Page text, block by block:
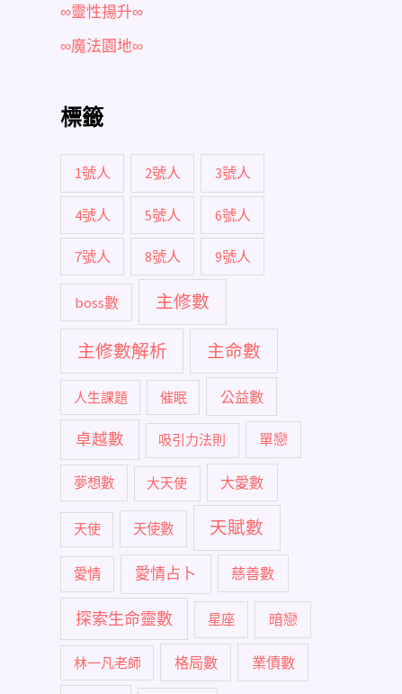
∞靈性揚升∞
∞魔法園地∞
標籤
1號人 2號人 3號人
4號人 5號人 6號人
7號人 8號人 9號人
boss數 主修數
主修數解析 主命數
人生課題 催眠 公益數
卓越數 吸引力法則 單戀
夢想數 大天使 大愛數
天使 天使數 天賦數
愛情 愛情占卜 慈善數
探索生命靈數 星座 暗戀
林一凡老師 格局數 業債數